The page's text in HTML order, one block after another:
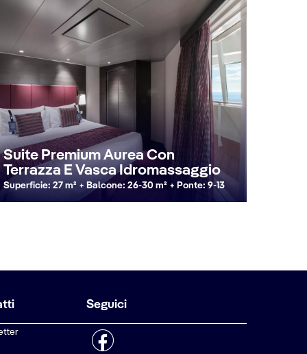
Suite Premium Aurea Con
Terrazza E Vasca Idromassaggio
Superficie: 27 m² + Balcone: 26-30 m² + Ponte: 9-13
Seguici